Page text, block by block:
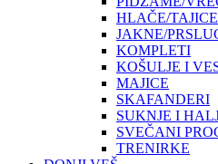
HLAČE/TAJICE
JAKNE/
KOMPLETI
KOŠULJE I
MAJICE
SKAFANDERI
SUKNJE I
SVEČANI
TRENIRKE